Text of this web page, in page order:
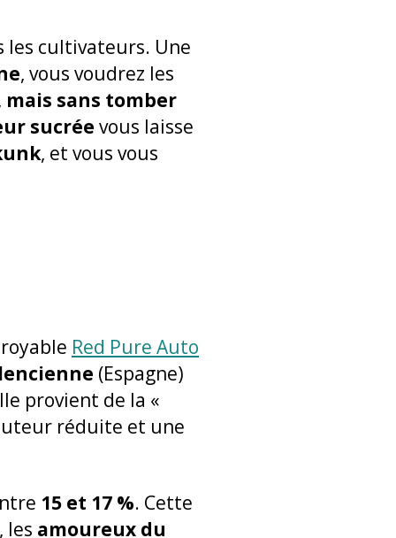
les cultivateurs. Une
, vous voudrez les
mais sans tomber
sucrée vous laisse
, et vous vous
Red Pure Auto
(Espagne)
provient de la «
réduite et une
15 et 17 %. Cette
les amoureux du